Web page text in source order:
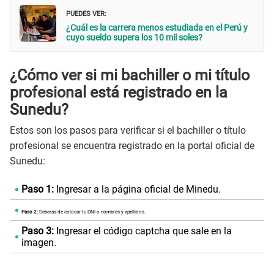
PUEDES VER:
¿Cuál es la carrera menos estudiada en el Perú y
cuyo sueldo supera los 10 mil soles?
¿Cómo ver si mi bachiller o mi título
profesional está registrado en la
Sunedu?
Estos son los pasos para verificar si el bachiller o título
profesional se encuentra registrado en la portal oficial de
Sunedu:
Paso 1:Ingresar a la página oficial de Minedu.
Paso 2:Deberás de colocar tu DNI o nombres y apellidos.
Paso 3:Ingresar el código captcha que sale en la
imagen.